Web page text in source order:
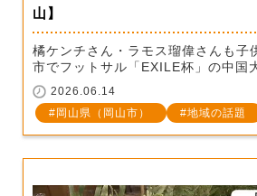
山】
橘ケンチさん・ラモス瑠偉さんも
市でフットサル「EXILE杯」の中国
2026.06.14
岡山県（岡山市）
地域の話題